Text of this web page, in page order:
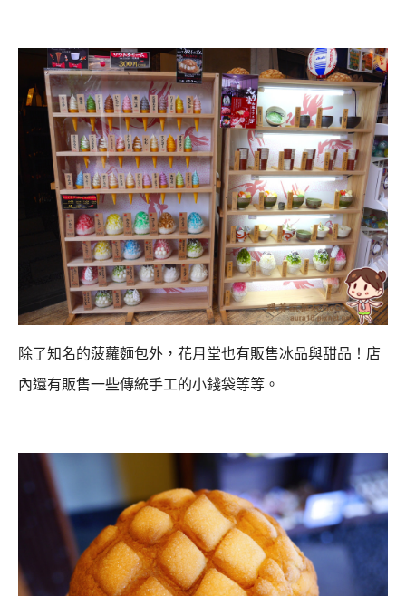
除了知名的菠蘿麵包外，花月堂也有販售冰品與甜品！ 店
內還有販售一些傳統手工的小錢袋等等。